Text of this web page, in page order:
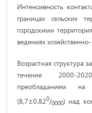
Интенсивность
границах сельских
городскими
ведениях
Возрастная структура
течение 2000-
преобладанием на
(8,7±0,820/0000) над